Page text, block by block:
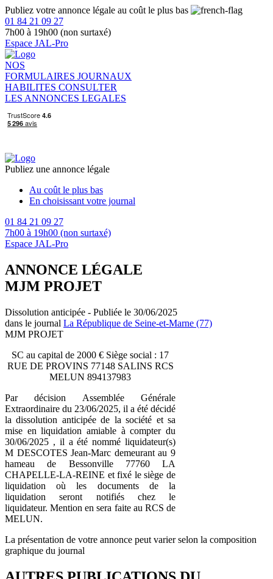
Publiez votre annonce légale au coût le plus bas
01 84 21 09 27
7h00 à 19h00 (non surtaxé)
Espace JAL-Pro
NOS
FORMULAIRES JOURNAUX
HABILITES CONSULTER
LES ANNONCES LEGALES
Publiez une annonce légale
Au coût le plus bas
En choisissant votre journal
01 84 21 09 27
7h00 à 19h00 (non surtaxé)
Espace JAL-Pro
ANNONCE LÉGALE
MJM PROJET
Dissolution anticipée - Publiée le 30/06/2025
dans le journal La République de Seine-et-Marne (77)
MJM PROJET
SC au capital de 2000 € Siège social : 17
RUE DE PROVINS 77148 SALINS RCS
MELUN 894137983
Par décision Assemblée Générale
Extraordinaire du 23/06/2025, il a été décidé
la dissolution anticipée de la société et sa
mise en liquidation amiable à compter du
30/06/2025 , il a été nommé liquidateur(s)
M DESCOTES Jean-Marc demeurant au 9
hameau de Bessonville 77760 LA
CHAPELLE-LA-REINE et fixé le siège de
liquidation où les documents de la
liquidation seront notifiés chez le
liquidateur. Mention en sera faite au RCS de
MELUN.
La présentation de votre annonce peut varier selon la composition
graphique du journal